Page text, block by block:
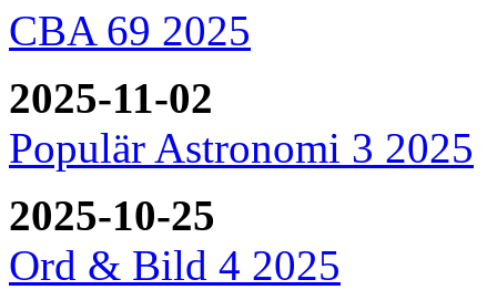
CBA 69 2025
2025-11-02
Populär Astronomi 3 2025
2025-10-25
Ord & Bild 4 2025